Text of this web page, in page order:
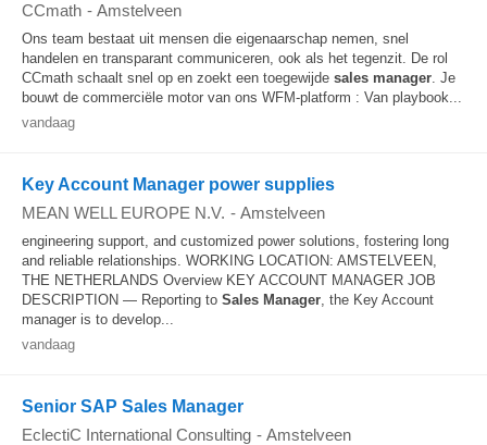
CCmath - Amstelveen
Ons team bestaat uit mensen die eigenaarschap nemen, snel
handelen en transparant communiceren, ook als het tegenzit. De rol
CCmath schaalt snel op en zoekt een toegewijde sales manager. Je
bouwt de commerciële motor van ons WFM-platform : Van playbook...
vandaag
Key Account Manager power supplies
MEAN WELL EUROPE N.V. - Amstelveen
engineering support, and customized power solutions, fostering long
and reliable relationships. WORKING LOCATION: AMSTELVEEN,
THE NETHERLANDS Overview KEY ACCOUNT MANAGER JOB
DESCRIPTION — Reporting to Sales Manager, the Key Account
manager is to develop...
vandaag
Senior SAP Sales Manager
EclectiC International Consulting - Amstelveen